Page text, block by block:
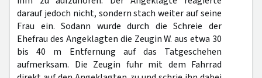
darauf jedoch nicht, sondern stach weiter auf seine
Frau ein. Sodann wurde durch die Schreie der
Ehefrau des Angeklagten die Zeugin W. aus etwa 30
bis 40 m Entfernung auf das Tatgeschehen
aufmerksam. Die Zeugin fuhr mit dem Fahrrad